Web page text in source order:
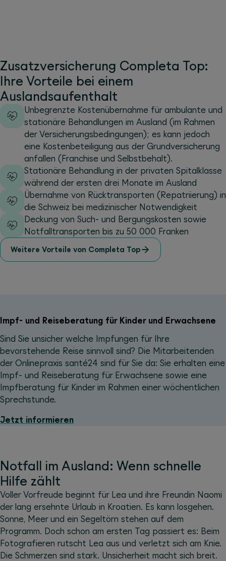
Zusatzversicherung Completa Top:
Ihre Vorteile bei einem
Auslandsaufenthalt
Unbegrenzte Kostenübernahme für ambulante und
stationäre Behandlungen im Ausland (im Rahmen
der Versicherungsbedingungen); es kann jedoch
eine Kostenbeteiligung aus der Grundversicherung
anfallen (Franchise und Selbstbehalt).
Stationäre Behandlung in der privaten Spitalklasse
während der ersten drei Monate im Ausland
Übernahme von Rücktransporten (Repatriierung) in
die Schweiz bei medizinischer Notwendigkeit
Deckung von Such- und Bergungskosten sowie
Notfalltransporten bis zu 50 000 Franken
Weitere Vorteile von Completa Top
Impf- und Reiseberatung für Kinder und Erwachsene
Sind Sie unsicher welche Impfungen für Ihre
bevorstehende Reise sinnvoll sind? Die Mitarbeitenden
der Onlinepraxis santé24 sind für Sie da: Sie erhalten eine
Impf- und Reiseberatung für Erwachsene sowie eine
Impfberatung für Kinder im Rahmen einer wöchentlichen
Sprechstunde.
Jetzt informieren
Notfall im Ausland: Wenn schnelle
Hilfe zählt
Voller Vorfreude beginnt für Lea und ihre Freundin Naomi
der lang ersehnte Urlaub in Kroatien. Es kann losgehen.
Sonne, Meer und ein Segeltörn stehen auf dem
Programm. Doch schon am ersten Tag passiert es: Beim
Fotografieren rutscht Lea aus und verletzt sich am Knie.
Die Schmerzen sind stark. Unsicherheit macht sich breit.